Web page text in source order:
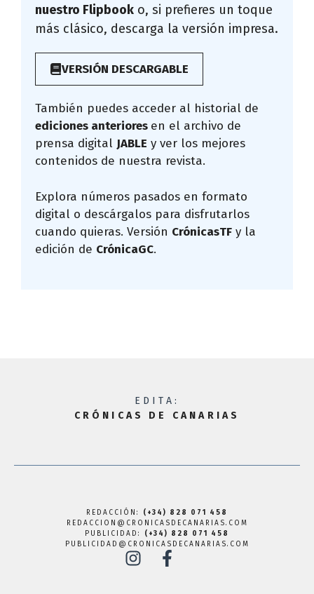
nuestro Flipbook o, si prefieres un toque
más clásico, descarga la versión impresa.
VERSIÓN DESCARGABLE
También puedes acceder al historial de
ediciones anteriores en el archivo de
prensa digital JABLE y ver los mejores
contenidos de nuestra revista.
Explora números pasados en formato
digital o descárgalos para disfrutarlos
cuando quieras. Versión CrónicasTF y la
edición de CrónicaGC.
EDITA:
CRÓNICAS DE CANARIAS
REDACCIÓN: (+34) 828 071 458
REDACCION@CRONICASDECANARIAS.COM
PUBLICIDAD: (+34) 828 071 458
PUBLICIDAD@CRONICASDECANARIAS.COM